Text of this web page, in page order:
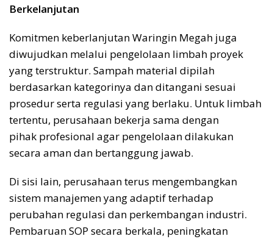
Berkelanjutan
Komitmen keberlanjutan Waringin Megah juga
diwujudkan melalui pengelolaan limbah proyek
yang terstruktur. Sampah material dipilah
berdasarkan kategorinya dan ditangani sesuai
prosedur serta regulasi yang berlaku. Untuk limbah
tertentu, perusahaan bekerja sama dengan
pihak profesional agar pengelolaan dilakukan
secara aman dan bertanggung jawab.
Di sisi lain, perusahaan terus mengembangkan
sistem manajemen yang adaptif terhadap
perubahan regulasi dan perkembangan industri.
Pembaruan SOP secara berkala, peningkatan